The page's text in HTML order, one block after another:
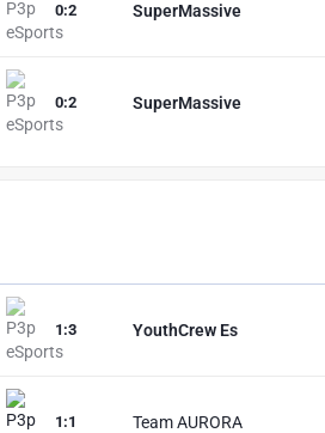
SuperMassive
0:2
SuperMassive
0:2
YouthCrew Es
1 :3
Team AURORA
1 :1